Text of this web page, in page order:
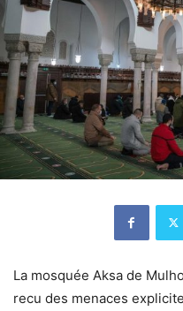
La mosquée Aksa de
recu des menaces